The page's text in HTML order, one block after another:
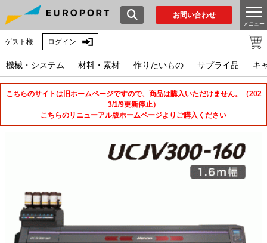
お問い合わせ
メニュー
ゲスト様 ログイン
機械・システム 材料・素材 作りたいもの サプライ品 キ
こちらのサイトは旧ホームページですので、商品は購入いただけません。（202
3/1/9更新停止）
こちらのリニューアル版ホームページよりご購入ください